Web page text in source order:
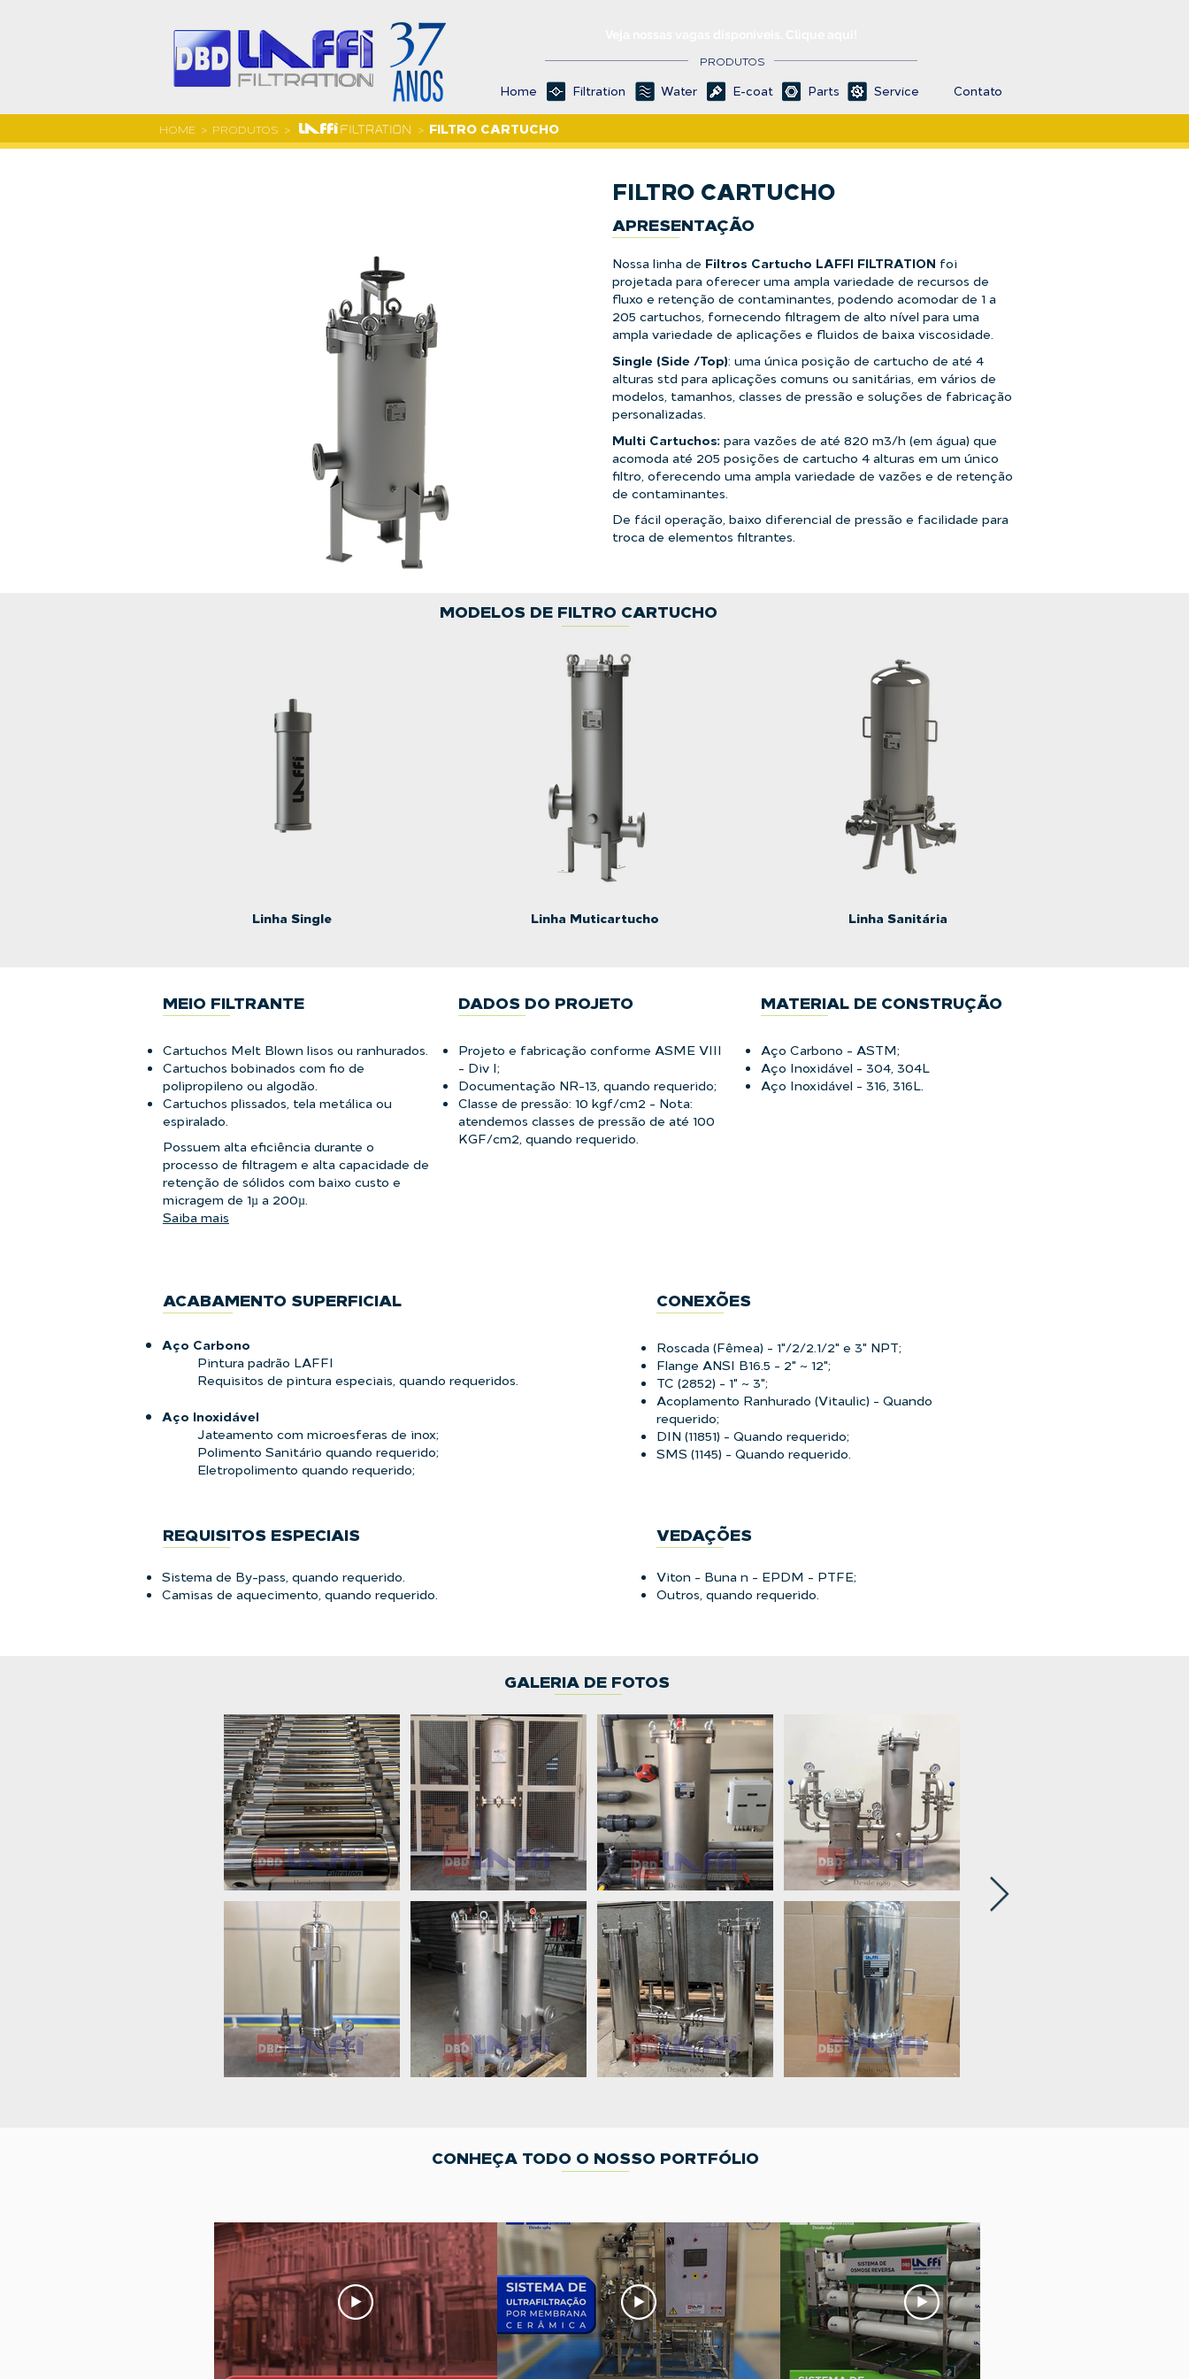
PRODUTOS
Home Filtration Water E-coat Parts Service Contato
HOME > PRODUTOS > > FILTRO CARTUCHO
APRESENTAÇÃO
Nossa linha de Filtros Cartucho LAFFI FILTRATION foi
projetada para oferecer uma ampla variedade de recursos de
fluxo e retenção de contaminantes, podendo acomodar de 1 a
205 cartuchos, fornecendo filtragem de alto nível para uma
ampla variedade de aplicações e fluidos de baixa viscosidade.
Single (Side /Top): uma única posição de cartucho de até 4
alturas std para aplicações comuns ou sanitárias, em vários de
modelos, tamanhos, classes de pressão e soluções de fabricação
personalizadas.
Multi Cartuchos: para vazões de até 820 m3/h (em água) que
acomoda até 205 posições de cartucho 4 alturas em um único
filtro, oferecendo uma ampla variedade de vazões e de retenção
de contaminantes.
De fácil operação, baixo diferencial de pressão e facilidade para
troca de elementos filtrantes.
MEIO FILTRANTE DADOS DO PROJETO MATERIAL DE CONSTRUÇÃO
Cartuchos Melt Blown lisos ou ranhurados.
Cartuchos bobinados com fio de
polipropileno ou algodão.
Cartuchos plissados, tela metálica ou
espiralado.
Possuem alta eficiência durante o
processo de filtragem e alta capacidade de
retenção de sólidos com baixo custo e
micragem de 1µ a 200µ.
Saiba mais
Projeto e fabricação conforme ASME VIII
- Div I;
Documentação NR-13, quando requerido;
Classe de pressão: 10 kgf/cm2 - Nota:
atendemos classes de pressão de até 100
KGF/cm2, quando requerido.
Aço Carbono - ASTM;
Aço Inoxidável - 304, 304L
Aço Inoxidável - 316, 316L.
ACABAMENTO SUPERFICIAL CONEXÕES
Aço Carbono
Pintura padrão LAFFI
Requisitos de pintura especiais, quando requeridos.
Aço Inoxidável
Jateamento com microesferas de inox;
Polimento Sanitário quando requerido;
Eletropolimento quando requerido;
REQUISITOS ESPECIAIS
Sistema de By-pass, quando requerido.
Camisas de aquecimento, quando requerido.
Roscada (Fêmea) - 1"/2/2.1/2" e 3" NPT;
Flange ANSI B16.5 - 2" ~ 12";
TC (2852) - 1" ~ 3";
Acoplamento Ranhurado (Vitaulic) - Quando
requerido;
DIN (11851) - Quando requerido;
SMS (1145) - Quando requerido.
VEDAÇÕES
Viton - Buna n - EPDM - PTFE;
Outros, quando requerido.
MODELOS DE FILTRO CARTUCHO
Linha Single Linha Muticartucho Linha Sanitária
FILTRO CARTUCHO
GALERIA DE FOTOS
CONHEÇA TODO O NOSSO PORTFÓLIO